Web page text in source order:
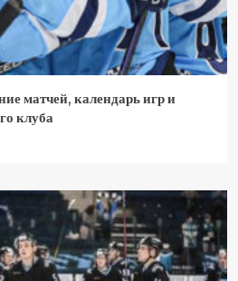
матчей, календарь игр и
клуба